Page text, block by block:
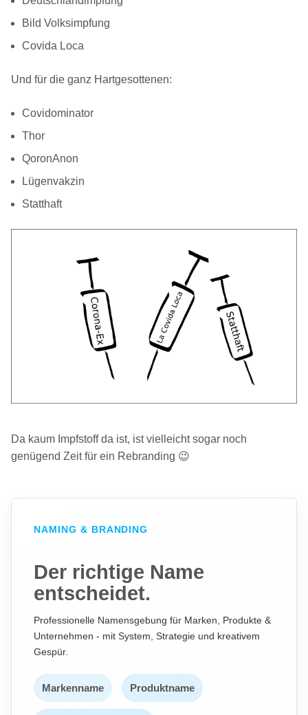
Bild Volksimpfung
Covida Loca
Und für die ganz Hartgesottenen:
Covidominator
Thor
QoronAnon
Lügenvakzin
Statthaft
Da kaum Impfstoff da ist, ist vielleicht sogar noch
genügend Zeit für ein Rebranding 😉
NAMING & BRANDING
Der richtige Name
entscheidet.
Professionelle Namensgebung für Marken, Produkte &
Unternehmen - mit System, Strategie und kreativem
Gespür.
Markenname Produktname